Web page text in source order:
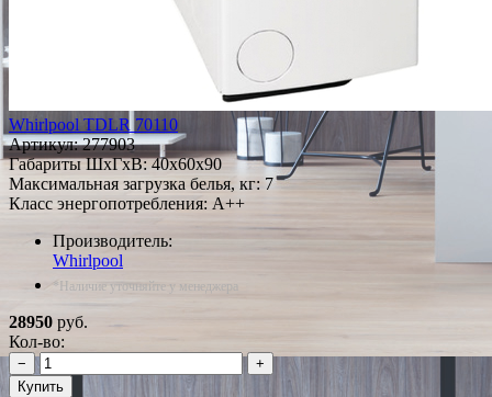
Whirlpool TDLR 70110
Артикул:277903
Габариты ШxГxВ: 40x60x90
Максимальная загрузка белья, кг: 7
Класс энергопотребления: A++
Производитель:
Whirlpool
*Наличие уточняйте у менеджера
28950 руб.
Кол-во:
−
+
Купить